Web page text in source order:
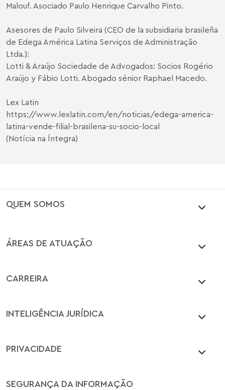
Malouf. Asociado Paulo Henrique Carvalho Pinto.
Asesores de Paulo Silveira (CEO de la subsidiaria brasileña
de Edega América Latina Serviços de Administração
Ltda.):
Lotti & Araújo Sociedade de Advogados: Socios Rogério
Araújo y Fábio Lotti. Abogado sénior Raphael Macedo.
Lex Latin
https://www.lexlatin.com/en/noticias/edega-america-
latina-vende-filial-brasilena-su-socio-local
(Notícia na Íntegra)
QUEM SOMOS
ÁREAS DE ATUAÇÃO
CARREIRA
INTELIGÊNCIA JURÍDICA
PRIVACIDADE
SEGURANÇA DA INFORMAÇÃO